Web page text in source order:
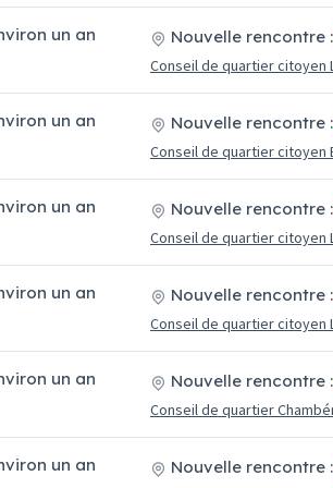
un an Nouvelle rencontre :
Conseil de quartier citoyen
un an Nouvelle rencontre :
Conseil de quartier citoyen
un an Nouvelle rencontre :
Conseil de quartier citoyen
un an Nouvelle rencontre :
Conseil de quartier citoyen
un an Nouvelle rencontre :
Conseil de quartier
un an Nouvelle rencontre :